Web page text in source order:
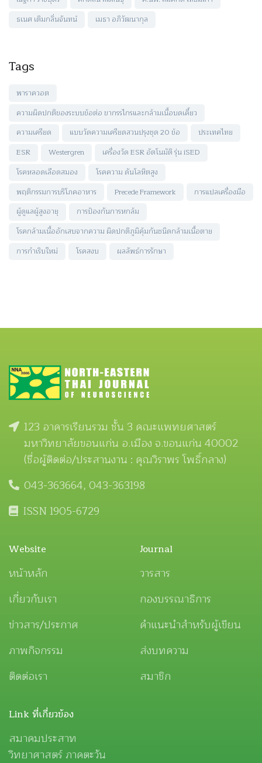
ธเนศ เติมกลิ่นจันทน์
เมธา อภิวัฒนากุล
Tags
พาราควอต
ความผิดปกติของระบบข้อต่อ ขากรรไกรและกล้ามเนื้อบดเคี้ยว
ความเครียด
แบบวัดความเครียดสวนปรุงชุด 20 ข้อ
ประเทศไทย
ESR
Westergren
เครื่องวัด ESR อัตโนมัติ รุ่น iSED
โรคหลอดเลือดสมอง
โรคความ ดันโลหิตสูง
พฤติกรรมการบริโภคอาหาร
Precede Framework
การแปลเครื่องมือ
ผู้ดูแลผู้สูงอายุ
การป้องกันการหกล้ม
โรคกล้ามเนื้ออักเสบจากความ ผิดปกติภูมิคุ้มกันชนิดกล้ามเนื้อตาย
การกำเริบใหม่
โรคสงบ ผลลัพธ์การรักษา
123 อาคารเรียนรวม ชั้น 3 คณะแพทยศาสตร์
มหาวิทยาลัยขอนแก่น อ.เมือง จ.ขอนแก่น 40002
(ชื่อผู้ติดต่อ/ประสานงาน : คุณวิราพร โพธิ์กลาง)
043-363664, 043-363198
ISSN 1905-6729
Website
หน้าหลัก
เกี่ยวกับเรา
ข่าวสาร/ประกาศ
ภาพกิจกรรม
ติดต่อเรา
Journal
วารสาร
กองบรรณาธิการ
คำแนะนำสำหรับผู้เขียน
ส่งบทความ
สมาชิก
Link ที่เกี่ยวข้อง
สมาคมประสาท
วิทยาศาสตร์ ภาคตะวัน